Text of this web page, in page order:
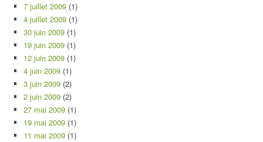
7 juillet 2009 (1)
4 juillet 2009 (1)
30 juin 2009 (1)
19 juin 2009 (1)
12 juin 2009 (1)
4 juin 2009 (1)
3 juin 2009 (2)
2 juin 2009 (2)
27 mai 2009 (1)
19 mai 2009 (1)
11 mai 2009 (1)